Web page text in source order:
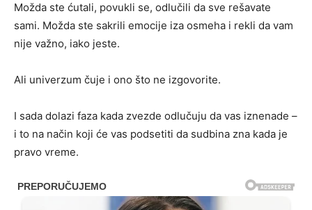
Možda ste ćutali, povukli se, odlučili da sve rešavate
sami. Možda ste sakrili emocije iza osmeha i rekli da vam
nije važno, iako jeste.
Ali univerzum čuje i ono što ne izgovorite.
I sada dolazi faza kada zvezde odlučuju da vas iznenade –
i to na način koji će vas podsetiti da sudbina zna kada je
pravo vreme.